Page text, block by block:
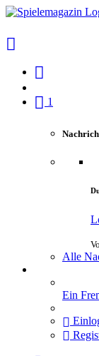
1
Alle
Ein